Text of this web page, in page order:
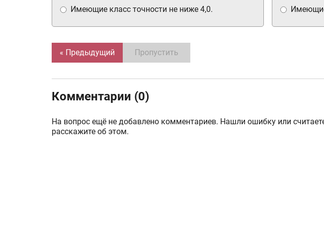
Имеющие класс точности не ниже 4,0.
« Предыдущий Пропустить
Комментарии (0)
На вопрос ещё не добавлено комментариев. Нашли ошибку или
расскажите об этом.